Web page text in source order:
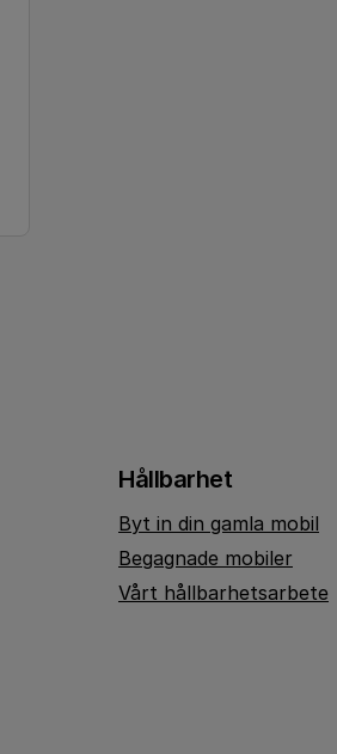
Hållbarhet
Byt in din gamla mobil
Begagnade mobiler
Vårt hållbarhetsarbete